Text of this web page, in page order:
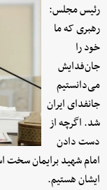
رئیس مجلس:
رهبری که ما
خود را
جان‌فدایش
می‌دانستیم
جانفدای ایران
شد. اگرچه از
دست دادن
امام شهید برایمان
ایشان هستیم.